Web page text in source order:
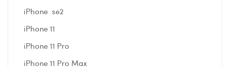
iPhone se2
iPhone 11
iPhone 11 Pro
iPhone 11 Pro Max